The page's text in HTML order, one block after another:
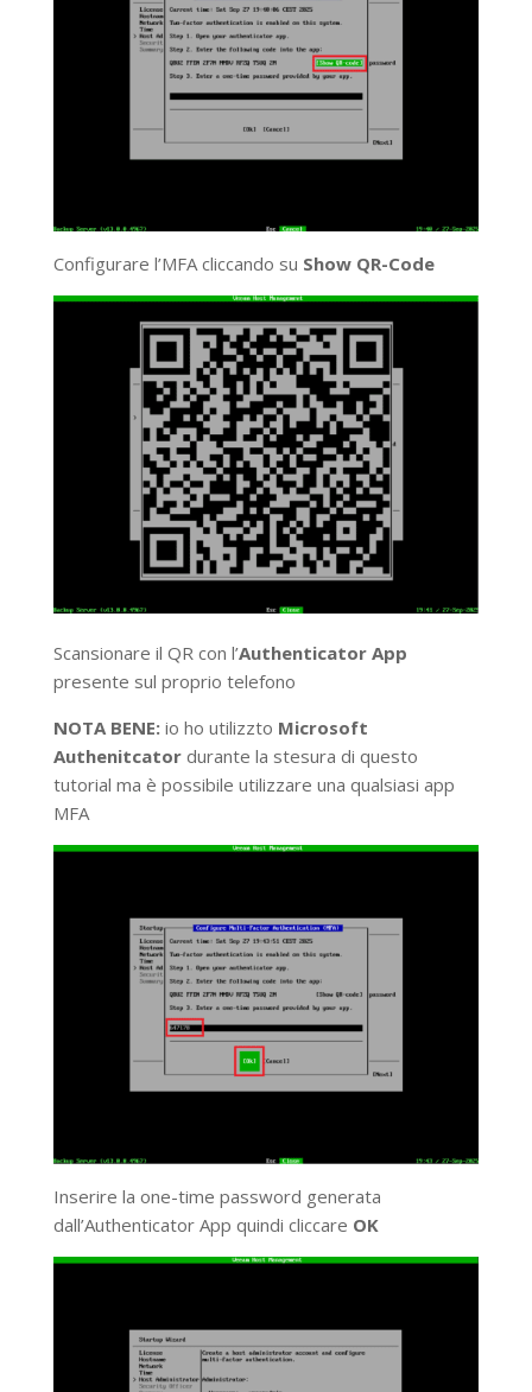
Configurare l’MFA cliccando su Show QR-Code
Scansionare il QR con l’Authenticator App
presente sul proprio telefono
NOTA BENE:io ho utilizzto Microsoft
Authenitcatordurante la stesura di questo
tutorial ma è possibile utilizzare una qualsiasi app
MFA
Inserire la one-time password generata
dall’Authenticator App quindi cliccare OK